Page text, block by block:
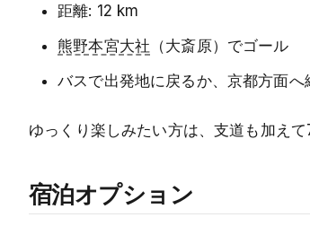
距離: 12 km
熊野本宮大社 （大斎原）でゴール
バスで出発地に戻るか、京都方面
ゆっくり楽しみたい方は、支道も加え
宿泊オプション